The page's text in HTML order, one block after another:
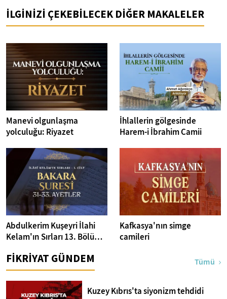
İLGİNİZİ ÇEKEBİLECEK DİĞER MAKALELER
Manevi olgunlaşma
yolculuğu: Riyazet
İhlallerin gölgesinde
Harem-i İbrahim Camii
Abdulkerim Kuşeyri İlahi
Kelam'ın Sırları 13. Bölüm I
Ayetler Tefsiri
Kafkasya'nın simge
camileri
FİKRİYAT GÜNDEM Tümü
Kuzey Kıbrıs'ta siyonizm tehdidi